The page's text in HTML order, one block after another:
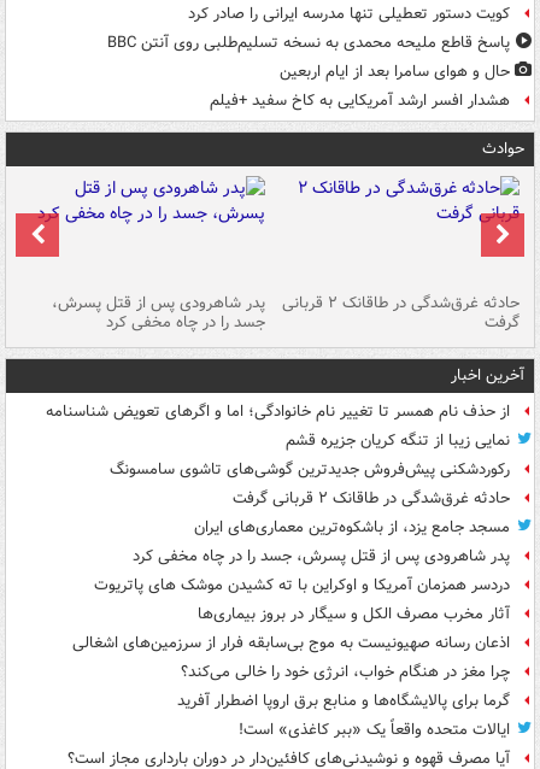
کویت دستور تعطیلی تنها مدرسه ایرانی را صادر کرد
پاسخ قاطع ملیحه محمدی به نسخه تسلیم‌طلبی روی آنتن BBC
حال و هوای سامرا بعد از ایام اربعین
هشدار افسر ارشد آمریکایی به کاخ سفید +فیلم
حوادث
حادثه غرق‌شدگی در طاقانک ۲ قربانی
گرفت
پدر شاهرودی پس از قتل پسرش،
جسد را در چاه مخفی کرد
آخرین اخبار
از حذف نام همسر تا تغییر نام خانوادگی؛ اما و اگرهای تعویض شناسنامه
نمایی زیبا از تنگه کریان جزیره قشم
رکوردشکنی پیش‌فروش جدیدترین گوشی‌های تاشوی سامسونگ
حادثه غرق‌شدگی در طاقانک ۲ قربانی گرفت
مسجد جامع یزد، از باشکوه‌ترین معماری‌های ایران
پدر شاهرودی پس از قتل پسرش، جسد را در چاه مخفی کرد
دردسر همزمان آمریکا و اوکراین با ته کشیدن موشک های پاتریوت
آثار مخرب مصرف الکل و سیگار در بروز بیماری‌ها
اذعان رسانه صهیونیست به موج بی‌سابقه فرار از سرزمین‌های اشغالی
چرا مغز در هنگام خواب، انرژی خود را خالی می‌کند؟
گرما برای پالایشگاه‌ها و منابع برق اروپا اضطرار آفرید
ایالات متحده واقعاً یک «ببر کاغذی» است!
آیا مصرف قهوه و نوشیدنی‌های کافئین‌دار در دوران بارداری مجاز است؟